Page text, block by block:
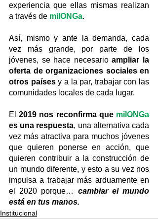
experiencia que ellas mismas realizan
a través de milONGa.
Así, mismo y ante la demanda, cada
vez más grande, por parte de los
jóvenes, se hace necesario ampliar la
oferta de organizaciones sociales en
otros países y a la par, trabajar con las
comunidades locales de cada lugar.
El 2019 nos reconfirma que milONGa
es una respuesta, una alternativa cada
vez más atractiva para muchos jóvenes
que quieren ponerse en acción, que
quieren contribuir a la construcción de
un mundo diferente, y esto a su vez nos
impulsa a trabajar más arduamente en
el 2020 porque… cambiar el mundo
está en tus manos.
Institucional